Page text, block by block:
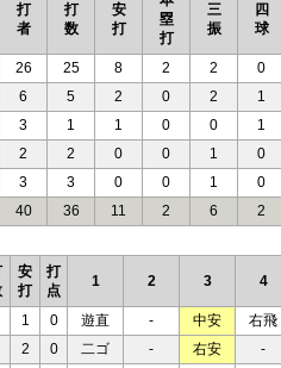
打
者
打
数
安
打
塁
打
三
振
四
球
26 25 8 2 2 0
6 5 2 0 2 1
3 1 1 0 0 1
2 2 0 0 1 0
3 3 0 0 1 0
40 36 11 2 6 2
安
打
打
点
1 2 3 4
1 0 遊直 - 中安 右飛
2 0 二ゴ - 右安 -